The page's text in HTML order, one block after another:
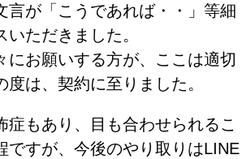
言が「こうであれば・・」等細
ただきました。
にお願いする方が、ここは適切
度は、契約に至りました。
症もあり、目も合わせられるこ
ですが、今後のやり取りはLINE